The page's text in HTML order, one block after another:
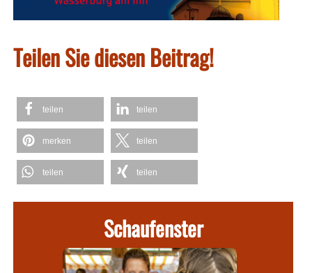
Teilen Sie diesen Beitrag!
teilen teilen
merken teilen
teilen teilen
Schaufenster